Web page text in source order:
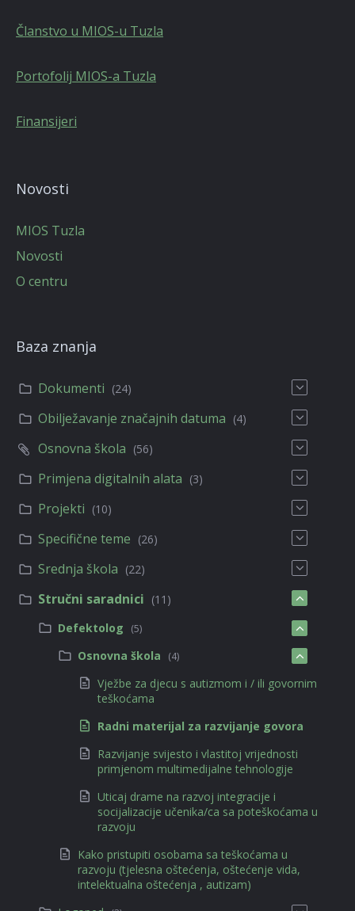
Članstvo u MIOS-u Tuzla
Portofolij MIOS-a Tuzla
Finansijeri
Novosti
MIOS Tuzla
Novosti
O centru
Baza znanja
Dokumenti (24)
Obilježavanje značajnih datuma (4)
Osnovna škola (56)
Primjena digitalnih alata (3)
Projekti (10)
Specifične teme (26)
Srednja škola (22)
Stručni saradnici (11)
Defektolog
(5)
Osnovna škola (4)
Vježbe za djecu s autizmom i / ili govornim
teškoćama
Radni materijal za razvijanje govora
Razvijanje svijesto i vlastitoj vrijednosti
primjenom multimedijalne tehnologije
Uticaj drame na razvoj integracije i
socijalizacije učenika/ca sa poteškoćama u
razvoju
Kako pristupiti osobama sa teškoćama u
razvoju (tjelesna oštećenja, oštećenje vida,
intelektualna oštećenja , autizam)